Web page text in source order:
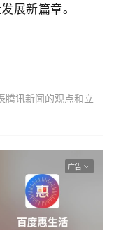
展新篇章。
腾讯新闻的观点和立
广告